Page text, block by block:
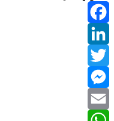
Facebook
LinkedIn
Twitter
Messenger